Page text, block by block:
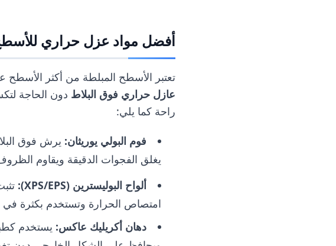
أفضل مواد عزل حراري
تعتبر الأسطح المبلطة من أكثر الأسطح
عازل حراري فوق البلاط دون الحاجة
راحة كما يلي:
فوم البولي يوريثان: يرش فوق
يغلق الفجوات الدقيقة ويقاوم
ألواح البوليسترين (XPS/EPS):
امتصاص الحرارة وتستخدم بكثرة
دهان أكريليك عاكس: يستخدم